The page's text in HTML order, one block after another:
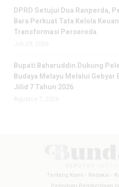
DPRD Setujui Dua Ranperda,
Bara Perkuat Tata Kelola
Transformasi Perseroda
Bupati Baharuddin Dukung
Budaya Melayu Melalui Gebyar
Jilid 7 Tahun 2026
Tentang Kami Redaksi